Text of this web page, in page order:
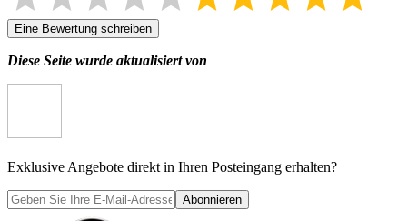
Eine Bewertung schreiben
Diese Seite wurde aktualisiert von
Exklusive Angebote direkt in Ihren Posteingang erhalten?
Abonnieren